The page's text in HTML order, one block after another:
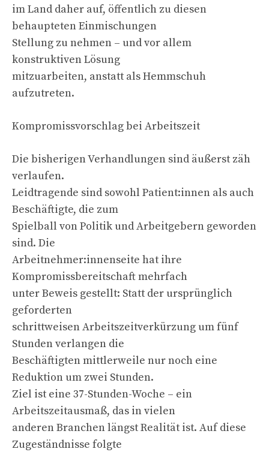
im Land daher auf, öffentlich zu diesen
behaupteten Einmischungen
Stellung zu nehmen – und vor allem
konstruktiven Lösung
mitzuarbeiten, anstatt als Hemmschuh
aufzutreten.
Kompromissvorschlag bei Arbeitszeit
Die bisherigen Verhandlungen sind äußerst zäh
verlaufen.
Leidtragende sind sowohl Patient:innen als auch
Beschäftigte, die zum
Spielball von Politik und Arbeitgebern geworden
sind. Die
Arbeitnehmer:innenseite hat ihre
Kompromissbereitschaft mehrfach
unter Beweis gestellt: Statt der ursprünglich
geforderten
schrittweisen Arbeitszeitverkürzung um fünf
Stunden verlangen die
Beschäftigten mittlerweile nur noch eine
Reduktion um zwei Stunden.
Ziel ist eine 37-Stunden-Woche – ein
Arbeitszeitausmaß, das in vielen
anderen Branchen längst Realität ist. Auf diese
Zugeständnisse folgte